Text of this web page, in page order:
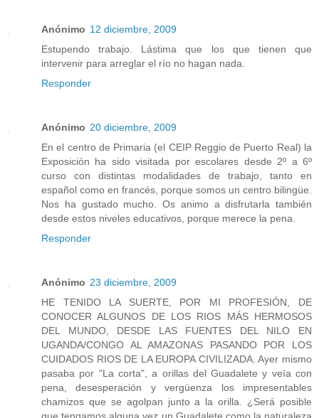
Anónimo 12 diciembre, 2009
Estupendo trabajo. Lástima que los que tienen que
intervenir para arreglar el río no hagan nada.
Responder
Anónimo 20 diciembre, 2009
En el centro de Primaria (el CEIP Reggio de Puerto Real) la
Exposición ha sido visitada por escolares desde 2º a 6º
curso con distintas modalidades de trabajo, tanto en
español como en francés, porque somos un centro bilingüe.
Nos ha gustado mucho. Os animo a disfrutarla también
desde estos niveles educativos, porque merece la pena.
Responder
Anónimo 23 diciembre, 2009
HE TENIDO LA SUERTE, POR MI PROFESIÓN, DE
CONOCER ALGUNOS DE LOS RIOS MÁS HERMOSOS
DEL MUNDO, DESDE LAS FUENTES DEL NILO EN
UGANDA/CONGO AL AMAZONAS PASANDO POR LOS
CUIDADOS RIOS DE LA EUROPA CIVILIZADA. Ayer mismo
pasaba por "La corta", a orillas del Guadalete y veía con
pena, desesperación y vergüenza los impresentables
chamizos que se agolpan junto a la orilla. ¿Será posible